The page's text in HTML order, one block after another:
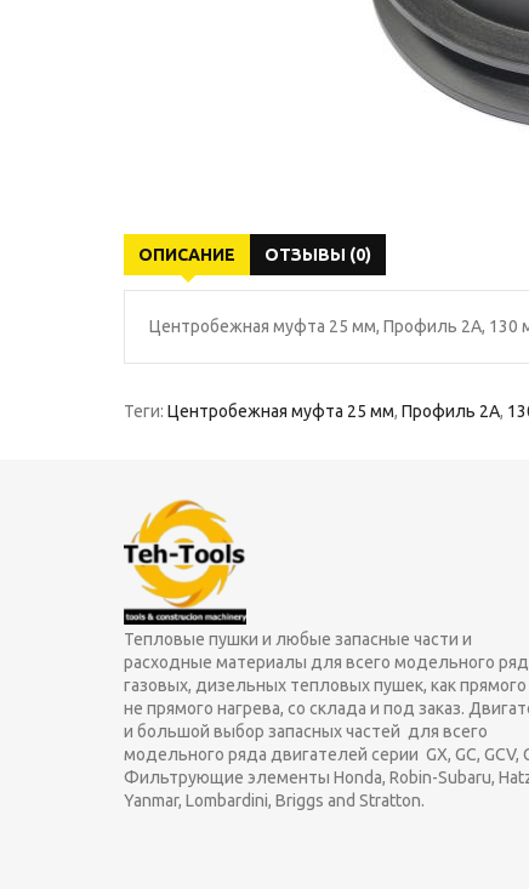
ОПИСАНИЕ ОТЗЫВЫ (0)
Центробежная муфта 25 мм, Профиль 2A, 130
Теги: Центробежная муфта 25 мм, Профиль 2A,
Тепловые пушки и любые запасные части и
расходные материалы для всего модельного
газовых, дизельных тепловых пушек, как прямого
не прямого нагрева, со склада и под заказ.
и большой выбор запасных частей для всего
модельного ряда двигателей серии GX, GC, GCV,
Фильтрующие элементы Honda, Robin-Subaru,
Yanmar, Lombardini, Briggs and Stratton.